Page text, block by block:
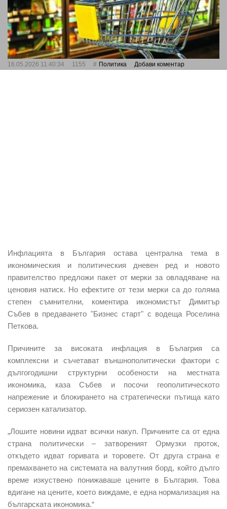
16.05.2026 11:40:34 1155 Политика Добави коментар
Инфлацията в България остава централна тема в
икономическия и политическия дневен ред и новото
правителство предложи пакет от мерки за овладяване на
ценовия натиск. Но ефектите от тези мерки са до голяма
степен съмнителни, коментира икономистът Димитър
Събев в предаването "Бизнес старт" с водеща Роселина
Петкова.
Причините за високата инфлация в Бълагрия са
комплексни и съчетават външнополитически фактори с
дългогодишни структурни особености на местната
икономика, каза Събев и посочи геополитическото
напрежение и блокирането на стратегически пътища като
сериозен катализатор.
„Лошите новини идват всички накуп. Причините са от една
страна политически – затвореният Ормузки проток,
откъдето идват горивата и торовете. От друга страна е
премахването на системата на валутния борд, който дълго
време изкуствено понижаваше цените в България. Това
вдигане на цените, което виждаме, е една нормализация на
българската икономика.“